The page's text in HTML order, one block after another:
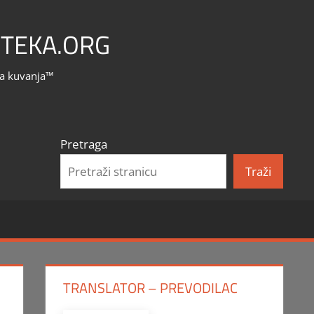
kuvanja™
Pretraga
Traži
TRANSLATOR – PREVODILAC